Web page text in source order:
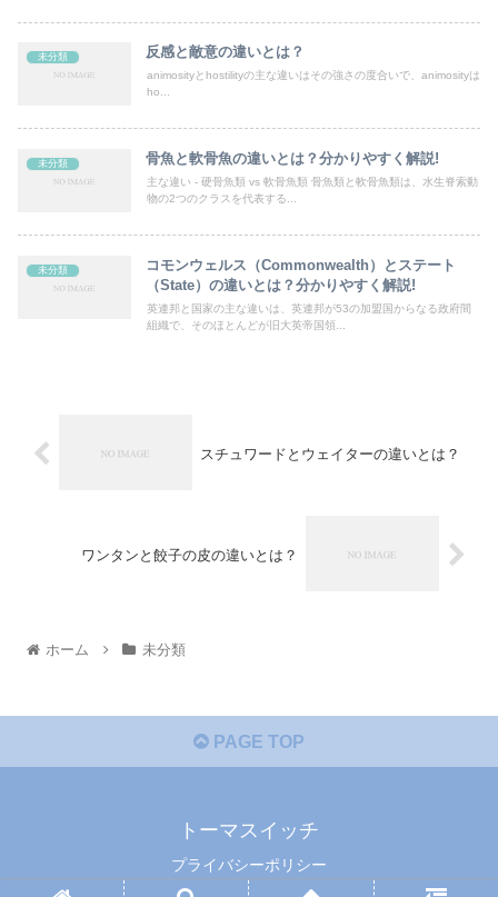
未分類 反感と敵意の違いとは？
animosityとhostilityの主な違いはその強さの度合いで、animosityは
ho...
未分類 骨魚と軟骨魚の違いとは？分かりやすく解説!
主な違い - 硬骨魚類 vs 軟骨魚類 骨魚類と軟骨魚類は、水生脊索動
物の2つのクラスを代表する...
未分類
コモンウェルス（Commonwealth）とステート
（State）の違いとは？分かりやすく解説!
英連邦と国家の主な違いは、英連邦が53の加盟国からなる政府間
組織で、そのほとんどが旧大英帝国領...
スチュワードとウェイターの違いとは？
ワンタンと餃子の皮の違いとは？
ホーム 未分類
PAGE TOP
トーマスイッチ
プライバシーポリシー